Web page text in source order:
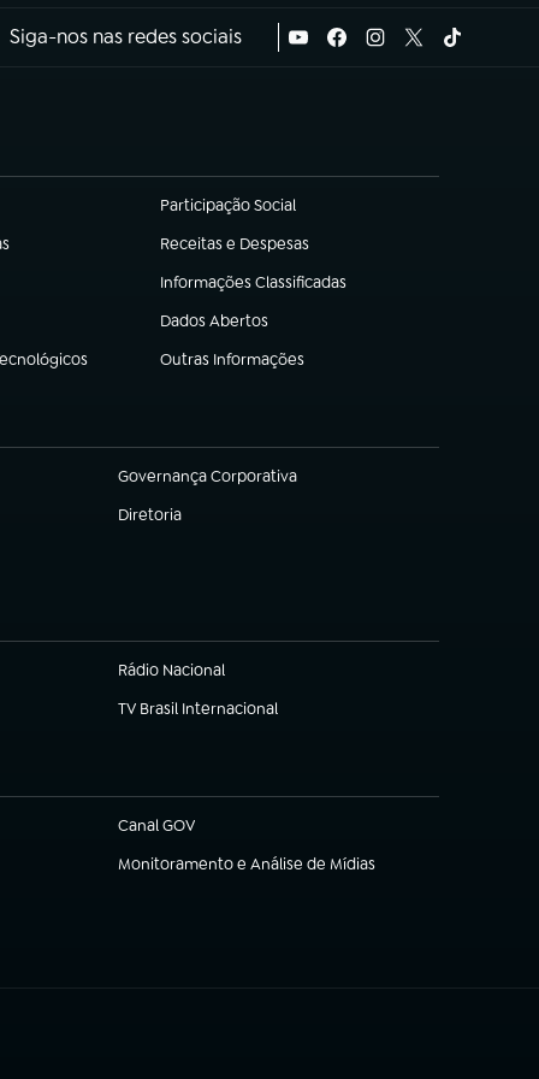
Siga-nos nas redes sociais
Participação Social
(abre em nova aba)
Receitas e Despesas
(abre em nova aba)
Informações Classificadas
(abre em nova aba)
Dados Abertos
(abre em nova aba)
Outras Informações
(abre em nova aba)
Governança Corporativa
(abre em nova aba)
Diretoria
(abre em nova aba)
Rádio Nacional
TV Brasil Internacional
(abre em nova aba)
Canal GOV
(abre em nova aba)
Monitoramento e Análise de Mídias
(abre em nova aba)